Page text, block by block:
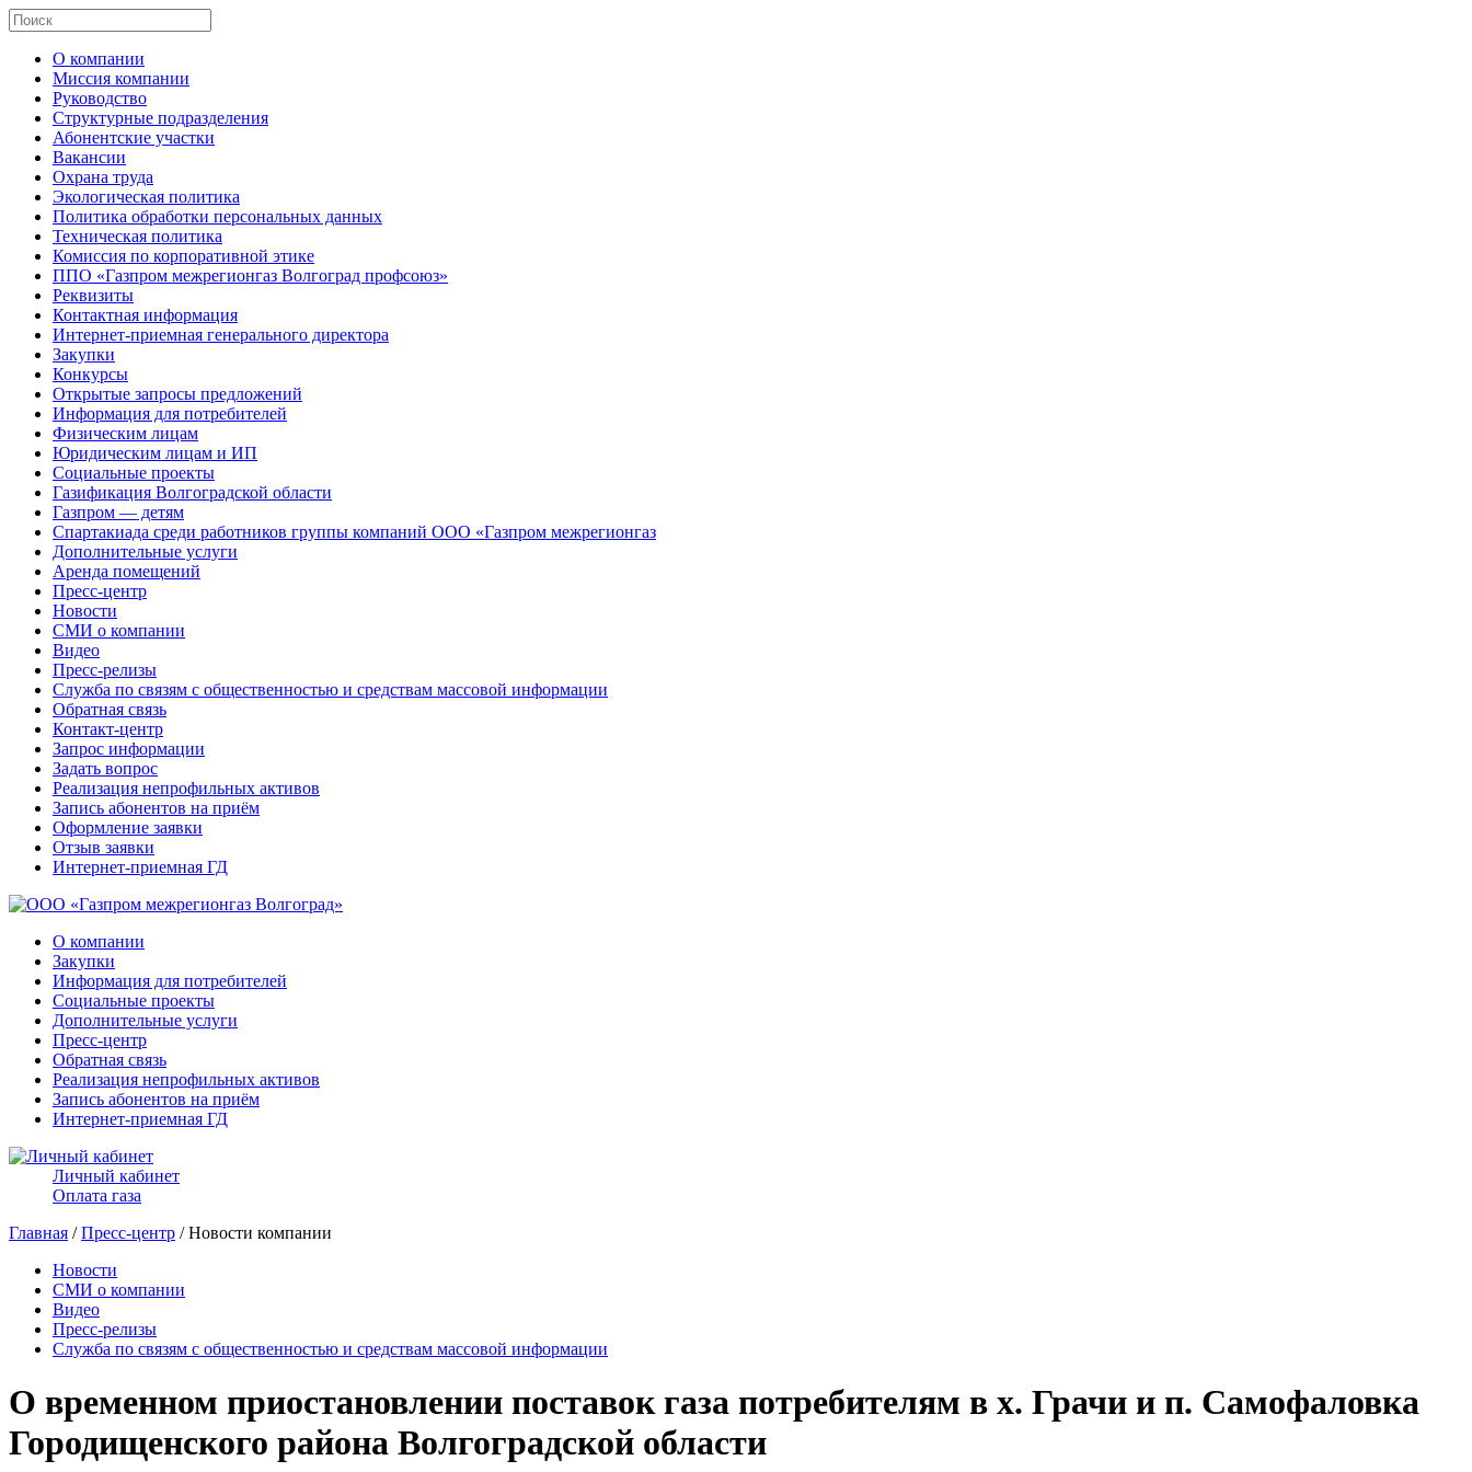
О компании
Миссия компании
Руководство
Структурные подразделения
Абонентские участки
Вакансии
Охрана труда
Экологическая политика
Политика обработки персональных данных
Техническая политика
Комиссия по корпоративной этике
ППО «Газпром межрегионгаз Волгоград профсоюз»
Реквизиты
Контактная информация
Интернет-приемная генерального директора
Закупки
Конкурсы
Открытые запросы предложений
Информация для потребителей
Физическим лицам
Юридическим лицам и ИП
Социальные проекты
Газификация Волгоградской области
Газпром — детям
Спартакиада среди работников группы компаний ООО «Газпром межрегионгаз
Дополнительные услуги
Аренда помещений
Пресс-центр
Новости
СМИ о компании
Видео
Пресс-релизы
Служба по связям с общественностью и средствам массовой информации
Обратная связь
Контакт-центр
Запрос информации
Задать вопрос
Реализация непрофильных активов
Запись абонентов на приём
Оформление заявки
Отзыв заявки
Интернет-приемная ГД
О компании
Закупки
Информация для потребителей
Социальные проекты
Дополнительные услуги
Пресс-центр
Обратная связь
Реализация непрофильных активов
Запись абонентов на приём
Интернет-приемная ГД
Личный кабинет
Оплата газа
Главная /Пресс-центр / Новости компании
Новости
СМИ о компании
Видео
Пресс-релизы
Служба по связям с общественностью и средствам массовой информации
О временном приостановлении поставок газа потребителям в х. Грачи и п. Самофаловка
Городищенского района Волгоградской области